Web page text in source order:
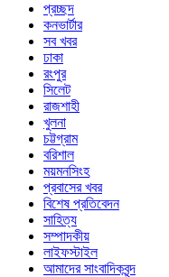
প্রচ্ছদ
কনভার্টার
সব খবর
ঢাকা
রংপুর
সিলেট
রাজশাহী
খুলনা
চট্টগ্রাম
বরিশাল
ময়মনসিংহ
প্রবাসের খবর
বিশেষ প্রতিবেদন
সাহিত্য
সম্পাদকীয়
লাইফস্টাইল
আমাদের সাংবাদিকবৃন্দ